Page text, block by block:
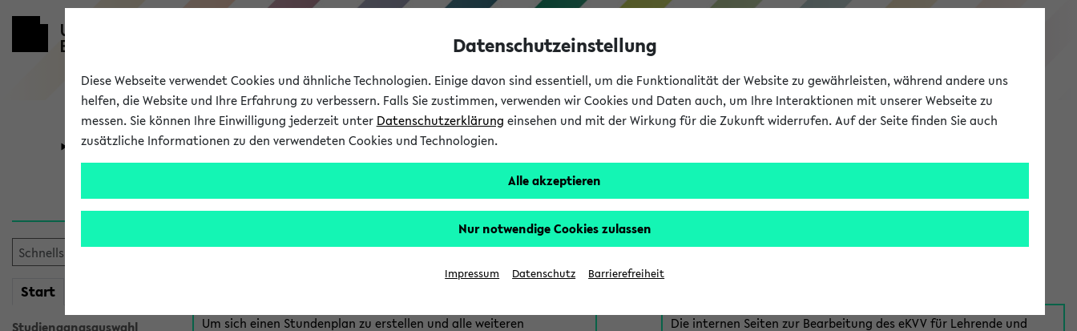
eKVV
Universität Forschung Studium
Start
Studiengangsauswahl
Anmeldung am eKVV
Es gibt mehrere Möglichkeiten zur Anmeldung am eKVV. Bitte wählen Sie die für Sie richtige aus:
Um sich einen Stundenplan zu erstellen und alle weiteren
eKVV für Mitarbeiter*innen
Die internen Seiten zur Bearbeitung des eKVV für Lehrende und
Datenschutzeinstellung
Diese Webseite verwendet Cookies und ähnliche Technologien. Einige davon sind essentiell, um die Funktionalität der Website zu gewährleisten, während andere uns
helfen, die Website und Ihre Erfahrung zu verbessern. Falls Sie zustimmen, verwenden wir Cookies und Daten auch, um Ihre Interaktionen mit unserer Webseite zu
messen. Sie können Ihre Einwilligung jederzeit unter Datenschutzerklärung einsehen und mit der Wirkung für die Zukunft widerrufen. Auf der Seite finden Sie auch
zusätzliche Informationen zu den verwendeten Cookies und Technologien.
Alle akzeptieren
Nur notwendige Cookies zulassen
Impressum Datenschutz Barrierefreiheit